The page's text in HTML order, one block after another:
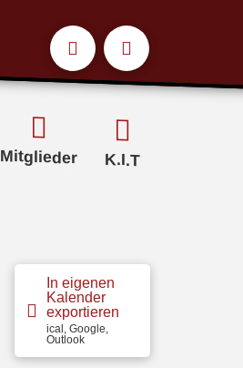
Mitglieder K.I.T
In eigenen
Kalender
exportieren
ical, Google,
Outlook